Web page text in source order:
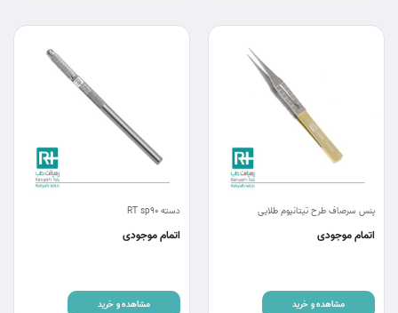
پنس سرصاف طرح تیتانیوم طلایی
اتمام موجودی
مشاهده و خرید
دسته RT sp90
اتمام موجودی
مشاهده و خرید